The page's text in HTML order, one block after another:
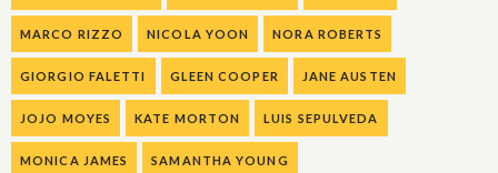
MARCO RIZZO NICOLA YOON NORA ROBERTS
GIORGIO FALETTI GLEEN COOPER JANE AUSTEN
JOJO MOYES KATE MORTON LUIS SEPULVEDA
MONICA JAMES SAMANTHA YOUNG